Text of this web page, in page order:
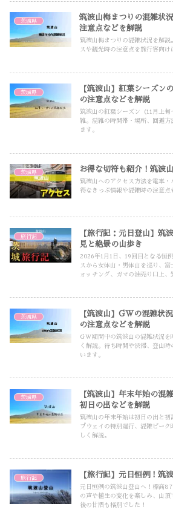
茨城県
筑波山梅まつりの混雑状
注意点などを解説
筑波山梅まつりの混雑状況を解説
スや観光時の注意点を旅行客向け
茨城県
【筑波山】紅葉シーズン
の注意点などを解説
筑波山の紅葉シーズン（11月上
雑。混雑の時間帯・場所、回避方
ます。
茨城県 お得な切符も紹介！筑波
筑波山へのアクセス方法を電車
得なきっぷ情報や混雑時の注意点
旅行記
【旅行記：元日登山】筑
見と絶景の山歩き
2026年1月1日、19回目となる恒
スから女体山・男体山を巡り、
ォッチング、ガマの油売り口上、
茨城県
【筑波山】GWの混雑状
の注意点などを解説
GW期間中の筑波山の混雑状況を
く解説。待ち時間や渋滞、登山
います。
茨城県
【筑波山】年末年始の混
初日の出などを解説
筑波山の年末年始は初日の出と
プウェイの特別運行、混雑ピー
しく解説。
旅行記 【旅行記】元日恒例！筑
元日恒例の筑波山登山へ！標高
の声や植生の変化を楽しみ、山
後の甘酒も格別でした！